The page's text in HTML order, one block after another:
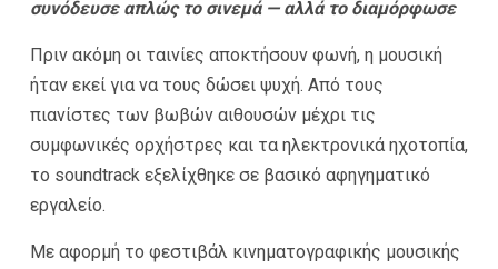
συνόδευσε απλώς το σινεμά — αλλά το διαμόρφωσε
Πριν ακόμη οι ταινίες αποκτήσουν φωνή, η μουσική
ήταν εκεί για να τους δώσει ψυχή. Από τους
πιανίστες των βωβών αιθουσών μέχρι τις
συμφωνικές ορχήστρες και τα ηλεκτρονικά ηχοτοπία,
το soundtrack εξελίχθηκε σε βασικό αφηγηματικό
εργαλείο.
Με αφορμή το φεστιβάλ κινηματογραφικής μουσικής